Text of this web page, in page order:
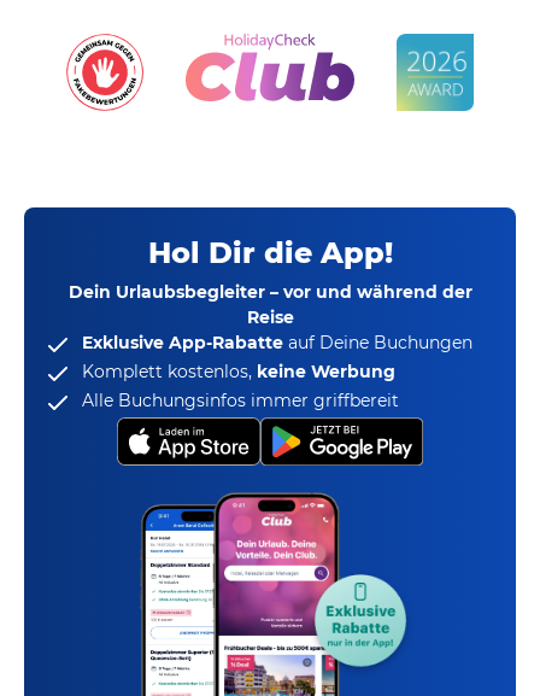
Hol Dir die App!
Dein Urlaubsbegleiter – vor und während der
Reise
Exklusive App-Rabatte auf Deine Buchungen
Komplett kostenlos, keine Werbung
Alle Buchungsinfos immer griffbereit